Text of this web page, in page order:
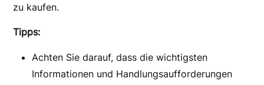
zu kaufen.
Tipps:
Achten Sie darauf, dass die wichtigsten
Informationen und Handlungsaufforderungen